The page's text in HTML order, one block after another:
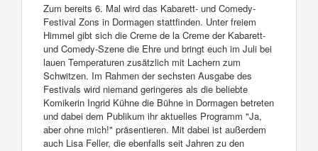
Zum bereits 6. Mal wird das Kabarett- und Comedy-
Festival Zons in Dormagen stattfinden. Unter freiem
Himmel gibt sich die Creme de la Creme der Kabarett-
und Comedy-Szene die Ehre und bringt euch im Juli bei
lauen Temperaturen zusätzlich mit Lachern zum
Schwitzen. Im Rahmen der sechsten Ausgabe des
Festivals wird niemand geringeres als die beliebte
Komikerin Ingrid Kühne die Bühne in Dormagen betreten
und dabei dem Publikum ihr aktuelles Programm "Ja,
aber ohne mich!" präsentieren. Mit dabei ist außerdem
auch Lisa Feller, die ebenfalls seit Jahren zu den